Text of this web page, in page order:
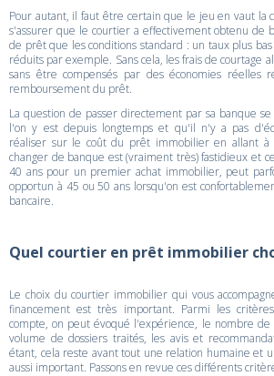
Pour autant, il faut être certain que le jeu en vaut la
s'assurer que le courtier a effectivement obtenu de
de prêt que les conditions standard : un taux plus
réduits par exemple. Sans cela, les frais de courtage
sans être compensés par des économies réelles
remboursement du prêt.
La question de passer directement par sa banque
l'on y est depuis longtemps et qu'il n'y a pas
réaliser sur le coût du prêt immobilier en allant à
changer de banque est (vraiment très) fastidieux et
40 ans pour un premier achat immobilier, peut
opportun à 45 ou 50 ans lorsqu'on est
bancaire.
Quel courtier en prêt immobilier
Le choix du courtier immobilier qui vous
financement est très important. Parmi les
compte, on peut évoqué l'expérience, le nombre de
volume de dossiers traités, les avis et
étant, cela reste avant tout une relation humaine et
aussi important. Passons en revue ces différents